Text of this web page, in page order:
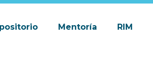
Mentoría RIM